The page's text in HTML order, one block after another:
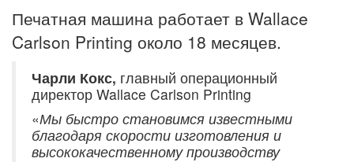
Печатная машина работает в Wallace
Carlson Printing около 18 месяцев.
Чарли Кокс, главный операционный
директор Wallace Carlson Printing
«Мы быстро становимся известными
благодаря скорости изготовления и
высококачественному производству